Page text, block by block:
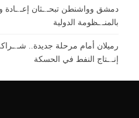
دمشق وواشنطن تبحـ.ـثان إعـ.ـادة
بالمنـ.ـظومة الدولية
رميلان أمام مرحلة جديدة..
إنـ.ـتاج النفط في الحسكة